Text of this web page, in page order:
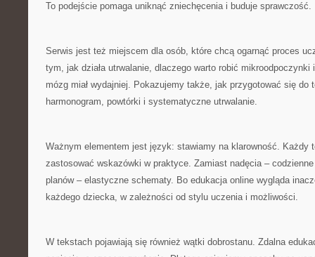
To podejście pomaga uniknąć zniechęcenia i buduje sprawczość.
Serwis jest też miejscem dla osób, które chcą ogarnąć proces
tym, jak działa utrwalanie, dlaczego warto robić
mózg miał wydajniej. Pokazujemy także, jak przygotować się do
harmonogram, powtórki i systematyczne utrwalanie.
Ważnym elementem jest język: stawiamy na klarowność. Każdy
zastosować wskazówki w praktyce. Zamiast nadęcia –
planów – elastyczne schematy. Bo edukacja online wygląda
każdego dziecka, w zależności od stylu uczenia i możliwości.
W tekstach pojawiają się również wątki dobrostanu. Zdalna